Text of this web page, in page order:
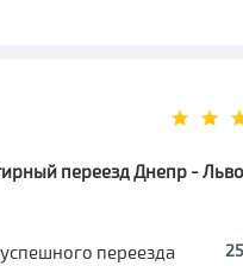
переезд Днепр -
переезда